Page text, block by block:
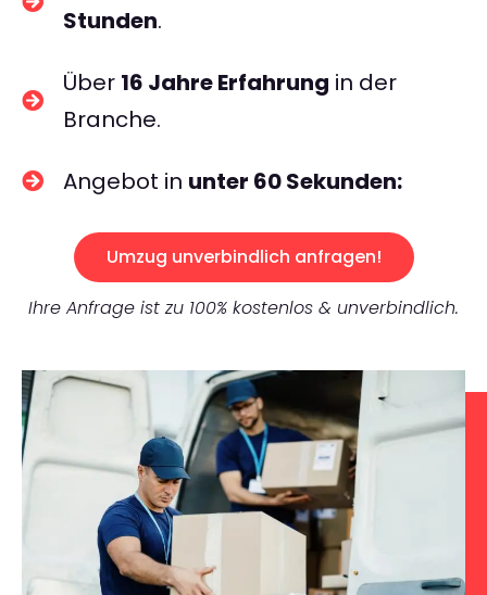
Stunden.
Über 16 Jahre Erfahrung in der
Branche.
Angebot in unter 60 Sekunden:
Umzug unverbindlich anfragen!
Ihre Anfrage ist zu 100% kostenlos & unverbindlich.